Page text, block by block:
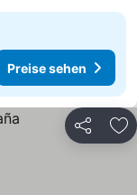
Preise sehen
Teilen